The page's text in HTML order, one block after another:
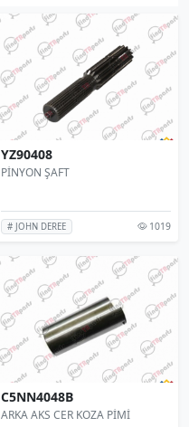
YZ90408
PİNYON ŞAFT
# JOHN DEREE 1019
C5NN4048B
ARKA AKS CER KOZA PİMİ